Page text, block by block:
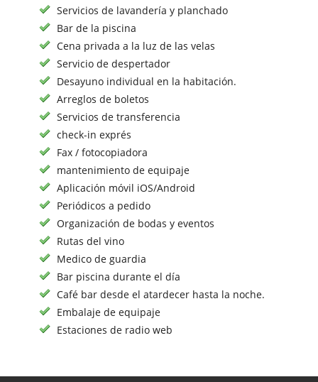
Servicios de lavandería y planchado
Bar de la piscina
Cena privada a la luz de las velas
Servicio de despertador
Desayuno individual en la habitación.
Arreglos de boletos
Servicios de transferencia
check-in exprés
Fax / fotocopiadora
mantenimiento de equipaje
Aplicación móvil iOS/Android
Periódicos a pedido
Organización de bodas y eventos
Rutas del vino
Medico de guardia
Bar piscina durante el día
Café bar desde el atardecer hasta la noche.
Embalaje de equipaje
Estaciones de radio web